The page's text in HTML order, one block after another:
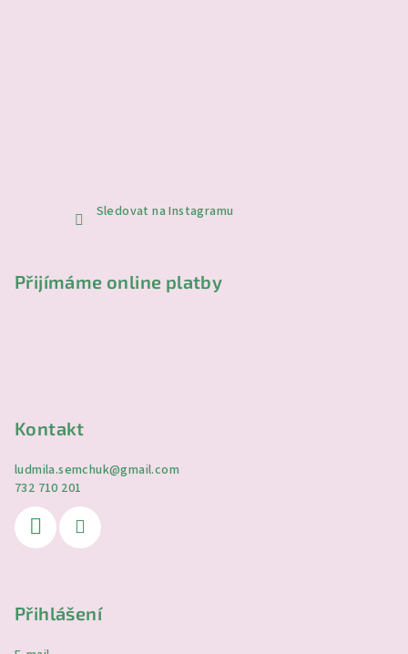
Sledovat na Instagramu
Přijímáme online platby
Kontakt
ludmila.semchuk@gmail.com
732 710 201
Přihlášení